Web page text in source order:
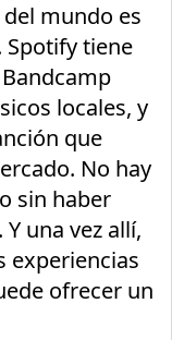
del mundo es
tiene
locales, y
que
No hay
sin haber
una vez allí,
experiencias
ofrecer un